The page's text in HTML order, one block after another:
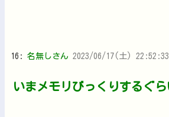
16: 名無しさん 2023/06/17(土)
いまメモリびっくりするぐ